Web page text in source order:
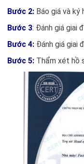
Bước 2: Báo giá và ký
Bước 3: Đánh giá giai
Bước 4: Đánh giá giai
Bước 5: Thẩm xét hồ